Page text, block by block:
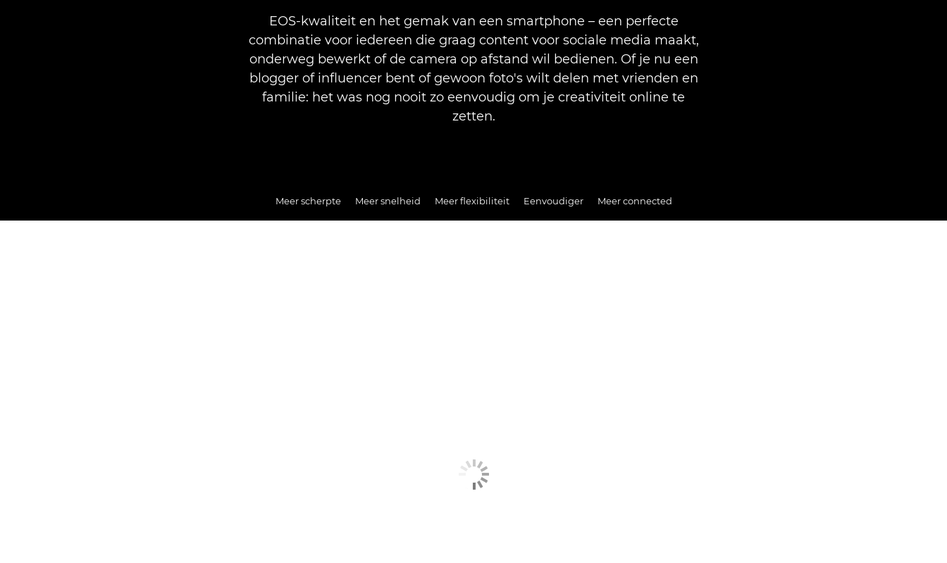
EOS-kwaliteit en het gemak van een smartphone – een perfecte
combinatie voor iedereen die graag content voor sociale media maakt,
onderweg bewerkt of de camera op afstand wil bedienen. Of je nu een
blogger of influencer bent of gewoon foto's wilt delen met vrienden en
familie: het was nog nooit zo eenvoudig om je creativiteit online te
zetten.
Meer scherpte Meer snelheid Meer flexibiliteit Eenvoudiger Meer connected